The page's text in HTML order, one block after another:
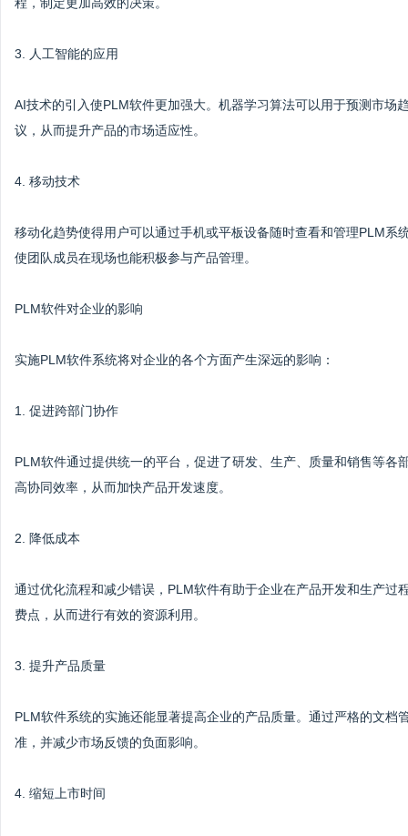
3. 人工智能的应用
AI技术的引入使PLM软件更加强大。机器学习算法可以用于预测市场
议，从而提升产品的市场适应性。
4. 移动技术
移动化趋势使得用户可以通过手机或平板设备随时查看和管理PLM
使团队成员在现场也能积极参与产品管理。
PLM软件对企业的影响
实施PLM软件系统将对企业的各个方面产生深远的影响：
1. 促进跨部门协作
PLM软件通过提供统一的平台，促进了研发、生产、质量和销售等
高协同效率，从而加快产品开发速度。
2. 降低成本
通过优化流程和减少错误，PLM软件有助于企业在产品开发和生产
费点，从而进行有效的资源利用。
3. 提升产品质量
PLM软件系统的实施还能显著提高企业的产品质量。通过严格的文
准，并减少市场反馈的负面影响。
4. 缩短上市时间